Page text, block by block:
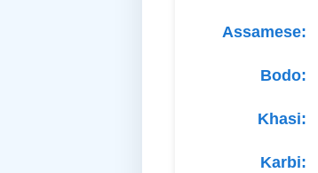
Assamese:
Bodo:
Khasi:
Karbi: